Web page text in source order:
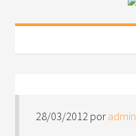
28/03/2012 por admin